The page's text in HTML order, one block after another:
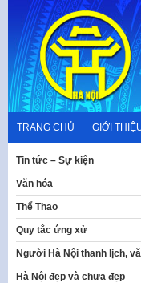
content
TRANG CHỦ GIỚI
Tin tức – Sự kiện
Văn hóa
Thể Thao
Quy tắc ứng xử
Người Hà Nội thanh lịch,
Hà Nội đẹp và chưa đẹp